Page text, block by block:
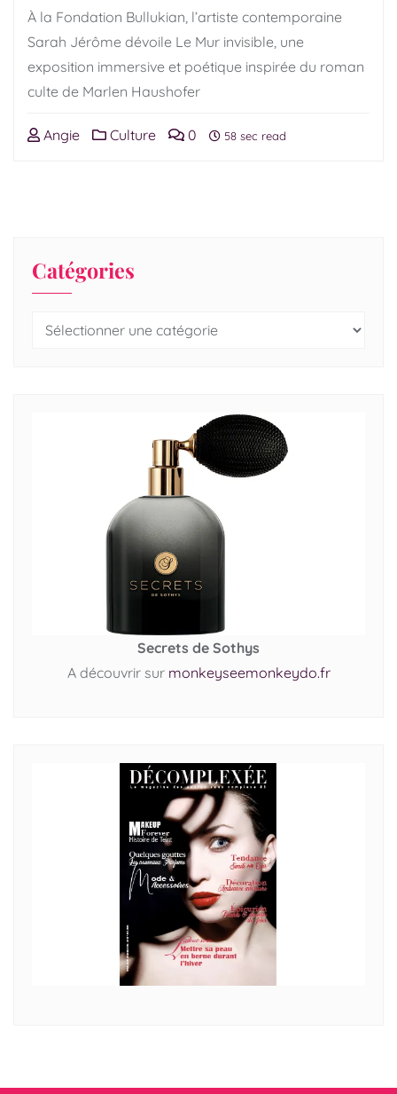
À la Fondation Bullukian, l’artiste contemporaine
Sarah Jérôme dévoile Le Mur invisible, une
exposition immersive et poétique inspirée du roman
culte de Marlen Haushofer
Angie Culture 0 58 sec read
Catégories
Secrets de Sothys
A découvrir sur monkeyseemonkeydo.fr